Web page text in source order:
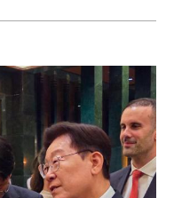
章 小